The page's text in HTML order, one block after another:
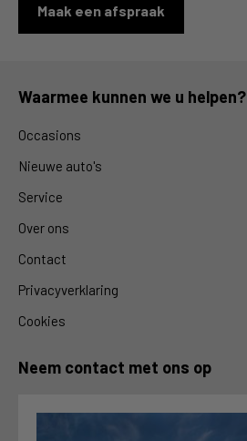
Maak een afspraak
Waarmee kunnen we u helpen?
Occasions
Nieuwe auto's
Service
Over ons
Contact
Privacyverklaring
Cookies
Neem contact met ons op